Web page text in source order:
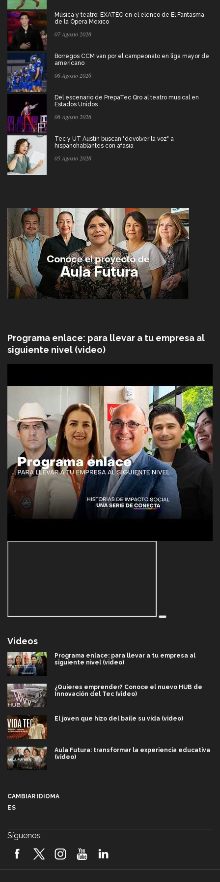
Música y teatro: EXATEC en el elenco de El Fantasma
de la Ópera Mexico
07 Agosto 2026
Borregos CCM van por el campeonato en liga mayor de
americano
06 Agosto 2026
Del escenario de PrepaTec Qro al teatro musical en
Estados Unidos
06 Agosto 2026
Tec y UT Austin buscan "devolver la voz" a
hispanohablantes con afasia
05 Agosto 2026
Programa enlace: para llevar a tu empresa al
siguiente nivel (video)
Videos
Programa enlace: para llevar a tu empresa al
siguiente nivel (video)
¿Quieres emprender? Conoce el nuevo HUB de
Innovación del Tec (video)
El joven que hizo del baile su vida (video)
Aula Futura: transformar la experiencia educativa
(video)
2026! (video)
CAMBIAR IDIOMA
ES
Síguenos